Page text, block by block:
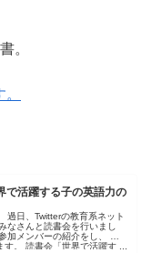
。
で活躍する子の英語力の
過日、Twitterの教育系ネット
なさんと読書会を行いまし
加メンバーの紹介をし、 後
す。 読書会「世界で活躍す ...